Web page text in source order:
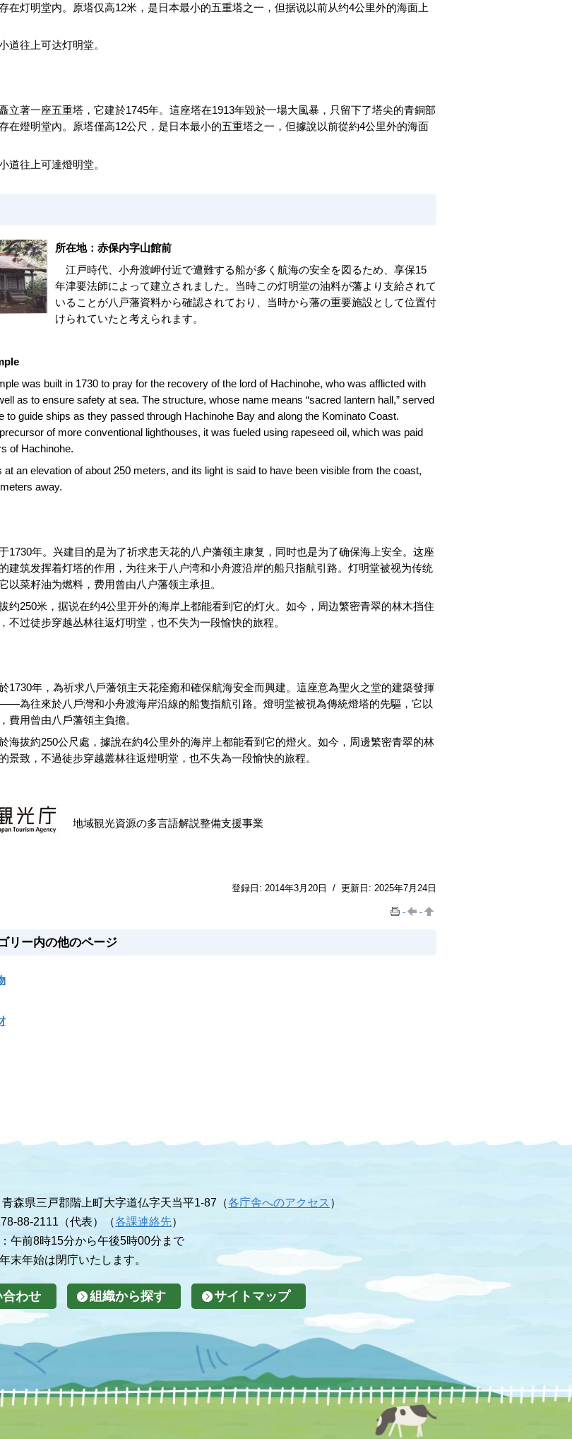
在灯明堂内。原塔仅高12米，是日本最小的五重塔之一，但据说以前从约4公里外的海面上
往上可达灯明堂。
著一座五重塔，它建於1745年。這座塔在1913年毀於一場大風暴，只留下了塔尖的青銅部
在燈明堂內。原塔僅高12公尺，是日本最小的五重塔之一，但據說以前從約4公里外的海面
往上可達燈明堂。
所在地：赤保内字山館前
江戸時代、小舟渡岬付近で遭難する船が多く航海の安全を図るため、享保15
年津要法師によって建立されました。当時この灯明堂の油料が藩より支給されて
いることが八戸藩資料から確認されており、当時から藩の重要施設として位置付
けられていたと考えられます。
was built in 1730 to pray for the recovery of the lord of Hachinohe, who was afflicted with
as to ensure safety at sea. The structure, whose name means “sacred lantern hall,” served
to guide ships as they passed through Hachinohe Bay and along the Kominato Coast.
of more conventional lighthouses, it was fueled using rapeseed oil, which was paid
of Hachinohe.
at an elevation of about 250 meters, and its light is said to have been visible from the coast,
away.
年。兴建目的是为了祈求患天花的八户藩领主康复，同时也是为了确保海上安全。这座
建筑发挥着灯塔的作用，为往来于八户湾和小舟渡沿岸的船只指航引路。灯明堂被视为传统
以菜籽油为燃料，费用曾由八户藩领主承担。
250米，据说在约4公里开外的海岸上都能看到它的灯火。如今，周边繁密青翠的林木挡住
不过徒步穿越丛林往返灯明堂，也不失为一段愉快的旅程。
年，為祈求八戶藩領主天花痊癒和確保航海安全而興建。這座意為聖火之堂的建築發揮
為往來於八戶灣和小舟渡海岸沿線的船隻指航引路。燈明堂被視為傳統燈塔的先驅，它以
費用曾由八戶藩領主負擔。
拔約250公尺處，據說在約4公里外的海岸上都能看到它的燈火。如今，周邊繁密青翠的林
景致，不過徒步穿越叢林往返燈明堂，也不失為一段愉快的旅程。
地域観光資源の多言語解説整備支援事業
登録日: 2014年3月20日 / 更新日: 2025年7月24日
リー内の他のページ
森県三戸郡階上町大字道仏字天当平1-87（各庁舎へのアクセス ）
88-2111（代表）（各課連絡先）
午前8時15分から午後5時00分まで
末年始は閉庁いたします。
合わせ 組織から探す サイトマップ